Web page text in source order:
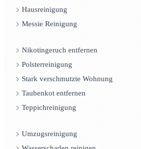
Hausreinigung
Messie Reinigung
Nikotingeruch entfernen
Polsterreinigung
Stark verschmutzte Wohnung
Taubenkot entfernen
Teppichreinigung
Umzugsreinigung